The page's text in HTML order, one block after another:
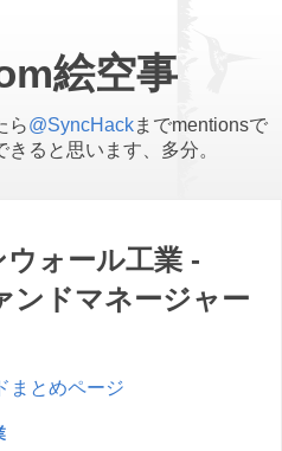
絵空事
ら@SyncHackまでmentionsで
ると思います、多分。
ォール工業 -
ンドマネージャー
まとめページ